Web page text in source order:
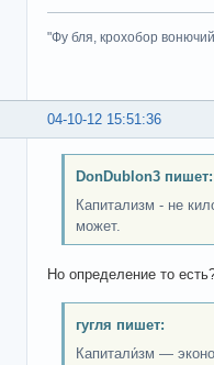
"Фу бля, крохобор
04-10-12 15:51:36
DonDublon3 пишет:
Капитализм - не
может.
Но определение то
гугля пишет:
Капитали́зм —